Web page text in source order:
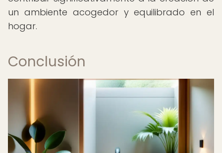
un ambiente acogedor y equilibrado en el
hogar.
Conclusión